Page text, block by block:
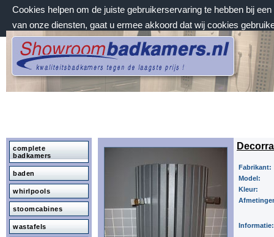
Cookies helpen om de juiste gebruikerservaring te hebben bij
van onze diensten, gaat u ermee akkoord dat wij cookies
zondag 9 augustus 2026, 08:44 uur
Welkom bij Showroombadkamers.nl
complete
badkamers
baden
whirlpools
stoomcabines
wastafels
Fabrikant:
Model:
Kleur:
Informatie: